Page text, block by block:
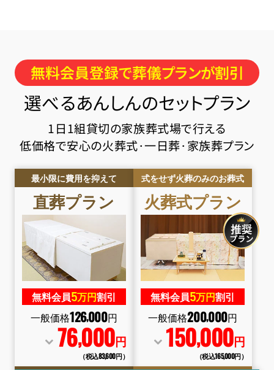
無料会員登録で葬儀プランが割引
選べるあんしんのセットプラン
1日1組貸切の家族葬式場で行える
低価格で安心の火葬式･一日葬･家族葬プラン
最小限に費用を抑えて
直葬プラン
無料会員5万円割引
一般価格126,000円
76,000円
（税込83,600円）
式をせず火葬のみのお葬式
火葬式プラン
無料会員5万円割引
一般価格200,000円
150,000円
（税込165,000円）